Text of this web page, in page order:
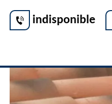
indisponible